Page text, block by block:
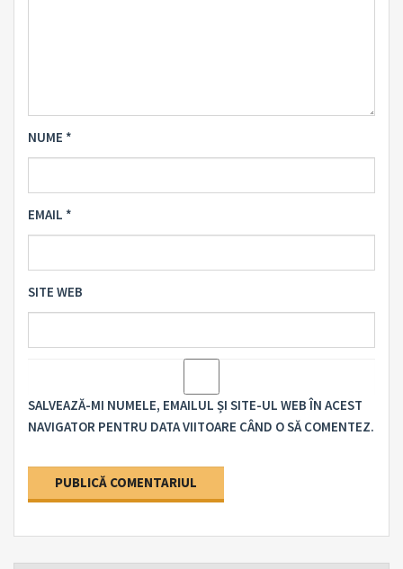
NUME *
EMAIL *
SITE WEB
SALVEAZĂ-MI NUMELE, EMAILUL ȘI SITE-UL WEB ÎN ACEST
NAVIGATOR PENTRU DATA VIITOARE CÂND O SĂ COMENTEZ.